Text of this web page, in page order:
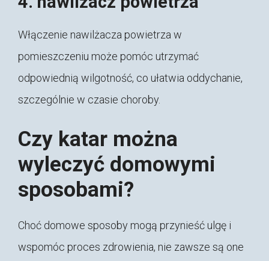
Włączenie nawilżacza powietrza w
pomieszczeniu może pomóc utrzymać
odpowiednią wilgotność, co ułatwia oddychanie,
szczególnie w czasie choroby.
Czy katar można
wyleczyć domowymi
sposobami?
Choć domowe sposoby mogą przynieść ulgę i
wspomóc proces zdrowienia, nie zawsze są one